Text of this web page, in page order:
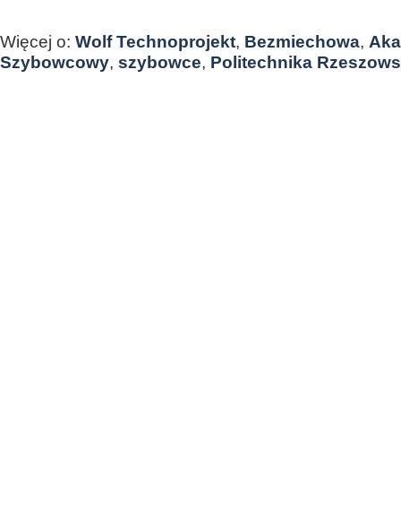
Więcej o: Wolf Technoprojekt, Bezmiechowa,
Szybowcowy, szybowce, Politechnika